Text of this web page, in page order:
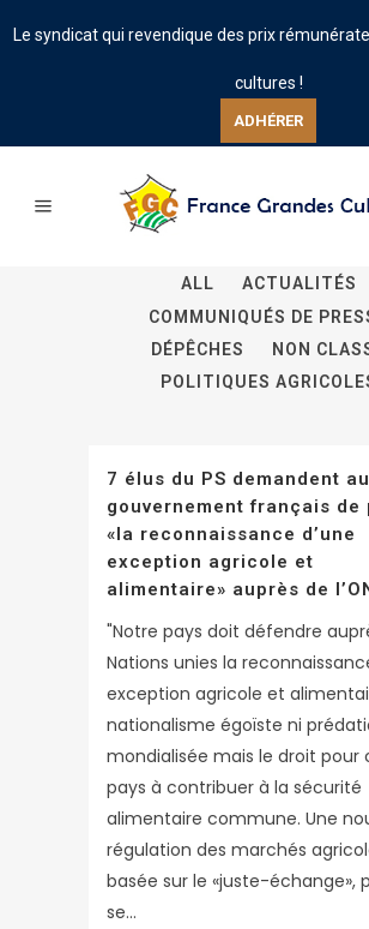
Le syndicat qui revendique des prix
cultures !
ADHÉRER
ALL
ACTUALITÉS
COMMUNIQUÉS DE
DÉPÊCHES
NON
POLITIQUES
7 élus du PS demandent au
gouvernement français de
«la reconnaissance d’une
exception agricole et
alimentaire» auprès de
"Notre pays doit défendre
Nations unies la
exception agricole et
nationalisme égoïste ni
mondialisée mais le droit pour
pays à contribuer à la sécurité
alimentaire commune. Une
régulation des marchés
basée sur le «juste-échange»,
se...